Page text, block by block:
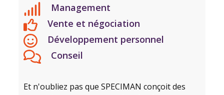
Management
Vente et négociation
Développement personnel
Conseil
Et n'oubliez pas que SPECIMAN conçoit des